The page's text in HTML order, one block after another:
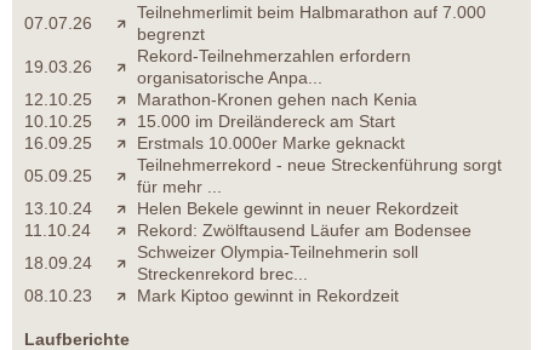
07.07.26
Teilnehmerlimit beim Halbmarathon auf 7.000
begrenzt
19.03.26
Rekord-Teilnehmerzahlen erfordern
organisatorische Anpa...
12.10.25
Marathon-Kronen gehen nach Kenia
10.10.25
15.000 im Dreiländereck am Start
16.09.25
Erstmals 10.000er Marke geknackt
05.09.25
Teilnehmerrekord - neue Streckenführung sorgt
für mehr ...
13.10.24
Helen Bekele gewinnt in neuer Rekordzeit
11.10.24
Rekord: Zwölftausend Läufer am Bodensee
18.09.24
Schweizer Olympia-Teilnehmerin soll
Streckenrekord brec...
08.10.23
Mark Kiptoo gewinnt in Rekordzeit
Laufberichte